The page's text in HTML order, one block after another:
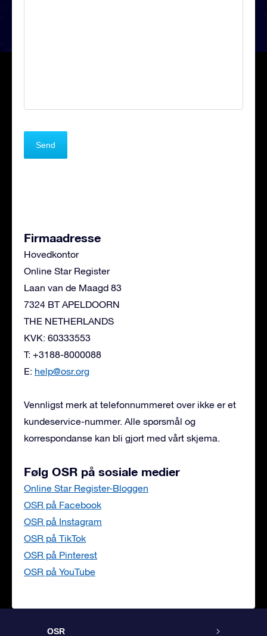
Firmaadresse
Hovedkontor
Online Star Register
Laan van de Maagd 83
7324 BT APELDOORN
THE NETHERLANDS
KVK: 60333553
T: +3188-8000088
E: help@osr.org
Vennligst merk at telefonnummeret over ikke er et
kundeservice-nummer. Alle spørsmål og
korrespondanse kan bli gjort med vårt skjema.
Følg OSR på sosiale medier
Online Star Register-Bloggen
OSR på Facebook
OSR på Instagram
OSR på TikTok
OSR på Pinterest
OSR på YouTube
OSR